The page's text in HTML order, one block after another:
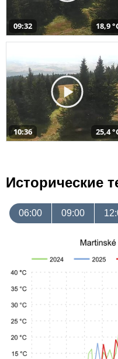
09:32 18,9
10:36 25,4
Исторические
06:00 09:00